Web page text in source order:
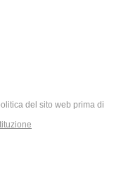
del sito web prima di